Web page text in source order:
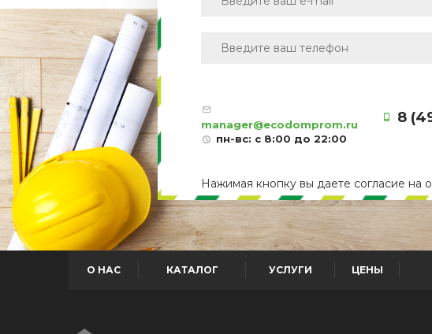
manager@ecodomprom.ru
пн-вс: с 8:00 до 22:00
8
Нажимая кнопку вы даете согласие на
О НАС КАТАЛОГ УСЛУГИ ЦЕНЫ